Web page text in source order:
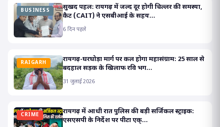
BUSINESS
सुखद पहल: रायगढ़ में जल्द दूर होगी चिल्लर की समस्या,
कैट (CAIT) ने एसबीआई के सहय...
6 दिन पहले
RAIGARH
रायगढ़-घरघोड़ा मार्ग पर कल होगा महासंग्राम: 25 साल से
बदहाल सड़क के खिलाफ रवि भग...
31 जुलाई 2026
CRIME
रायगढ़ में आधी रात पुलिस की बड़ी सर्जिकल स्ट्राइक:
एसएसपी के निर्देश पर पीटा एक्...